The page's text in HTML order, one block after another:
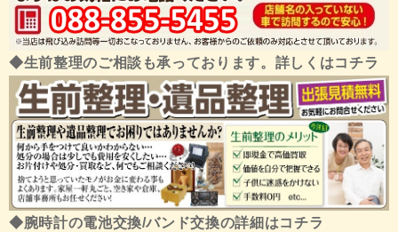
◆生前整理のご相談も承っております。詳しくはコチラ
◆腕時計の電池交換/バンド交換の詳細はコチラ